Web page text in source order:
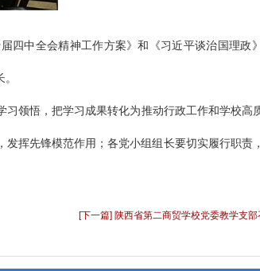
四中全会精神工作方案》和《习近平谈治国理政
领悟，把学习成果转化为推动行政工作和学校高
挥先锋模范作用；各党小组组长要切实履行职责
[下一篇] 陕西省第二商贸学校党委教学支